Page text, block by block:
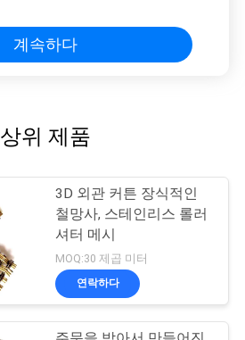
계속하다
상위 제품
3D 외관 커튼 장식적인
철망사, 스테인리스 롤러
셔터 메시
MOQ:30 제곱 미터
연락하다